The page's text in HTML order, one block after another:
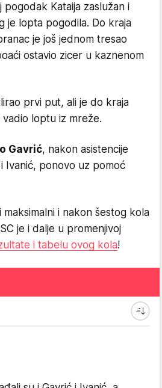
pogodak Kataija zaslužan i
je lopta pogodila. Do kraja
je još jednom tresao
ostavio zicer u kaznenom
prvi put, ali je do kraja
loptu iz mreže.
Gavrić, nakon asistencije
Ivanić, ponovo uz pomoć
i nakon šestog kola
je i dalje u promenjivoj
i tabelu ovog kola!